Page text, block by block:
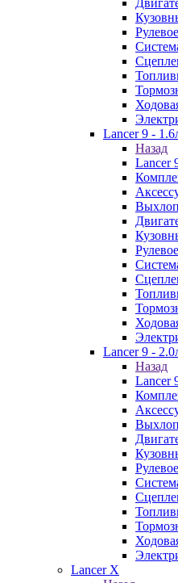
Lancer 9 -
Назад
Lancer
Lancer 9 -
Назад
Lancer
Lancer X